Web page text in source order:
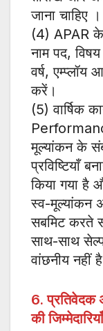
जाना चाहिए ।
(4) APAR
नाम पद,
वर्ष, एम्प्लॉय
करें।
(5) वार्षिक
मूल्यांकन के
प्रविष्टियाँ
किया गया है
स्व-मूल्यांकन
सबमिट करते
साथ-साथ
वांछनीय नहीं
6.
की